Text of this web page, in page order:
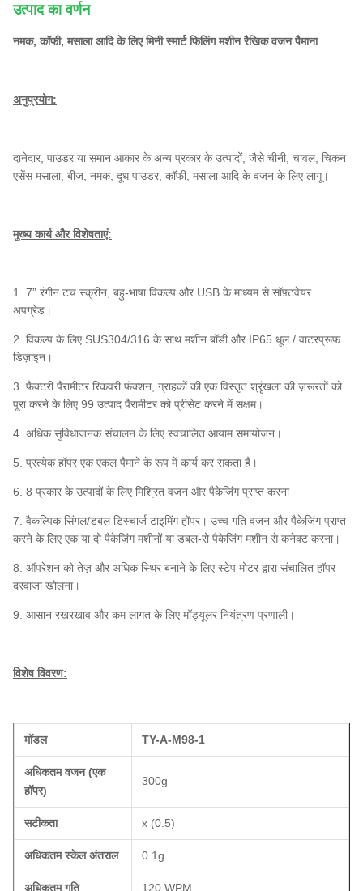
उत्पाद का वर्णन
नमक, कॉफी, मसाला आदि के लिए मिनी स्मार्ट फिलिंग मशीन रैखिक वजन पैमाना
अनुप्रयोग:
दानेदार, पाउडर या समान आकार के अन्य प्रकार के उत्पादों, जैसे चीनी, चावल, चिकन
एसेंस मसाला, बीज, नमक, दूध पाउडर, कॉफी, मसाला आदि के वजन के लिए लागू।
मुख्य कार्य और विशेषताएं:
1. 7” रंगीन टच स्क्रीन, बहु-भाषा विकल्प और USB के माध्यम से सॉफ़्टवेयर
अपग्रेड।
2. विकल्प के लिए SUS304/316 के साथ मशीन बॉडी और IP65 धूल / वाटरप्रूफ
डिज़ाइन।
3. फ़ैक्टरी पैरामीटर रिकवरी फ़ंक्शन, ग्राहकों की एक विस्तृत श्रृंखला की ज़रूरतों को
पूरा करने के लिए 99 उत्पाद पैरामीटर को प्रीसेट करने में सक्षम।
4. अधिक सुविधाजनक संचालन के लिए स्वचालित आयाम समायोजन।
5. प्रत्येक हॉपर एक एकल पैमाने के रूप में कार्य कर सकता है।
6. 8 प्रकार के उत्पादों के लिए मिश्रित वजन और पैकेजिंग प्राप्त करना
7. वैकल्पिक सिंगल/डबल डिस्चार्ज टाइमिंग हॉपर। उच्च गति वजन और पैकेजिंग प्राप्त
करने के लिए एक या दो पैकेजिंग मशीनों या डबल-रो पैकेजिंग मशीन से कनेक्ट करना।
8. ऑपरेशन को तेज़ और अधिक स्थिर बनाने के लिए स्टेप मोटर द्वारा संचालित हॉपर
दरवाजा खोलना।
9. आसान रखरखाव और कम लागत के लिए मॉड्यूलर नियंत्रण प्रणाली।
विशेष विवरण:
मॉडल TY-A-M98-1
अधिकतम वजन (एक
हॉपर)
300g
सटीकता x (0.5)
अधिकतम स्केल अंतराल 0.1g
अधिकतम गति 120 WPM